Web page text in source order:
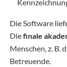
Die Software
Diefinale
Menschen, z. B.
Betreuende.